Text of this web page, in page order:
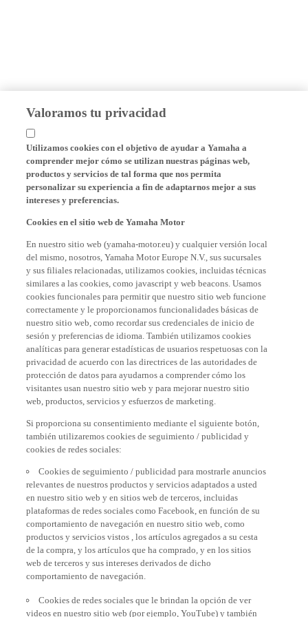
Valoramos tu privacidad
Utilizamos cookies con el objetivo de ayudar a Yamaha a
comprender mejor cómo se utilizan nuestras páginas web,
productos y servicios de tal forma que nos permita
personalizar su experiencia a fin de adaptarnos mejor a sus
intereses y preferencias.
del mismo, nosotros, Yamaha Motor Europe N.V., sus sucursales
y sus filiales relacionadas, utilizamos cookies, incluidas técnicas
similares a las cookies, como javascript y web beacons. Usamos
cookies funcionales para permitir que nuestro sitio web funcione
correctamente y le proporcionamos funcionalidades básicas de
nuestro sitio web, como recordar sus credenciales de inicio de
sesión y preferencias de idioma. También utilizamos cookies
analíticas para generar estadísticas de usuarios respetuosas con la
privacidad de acuerdo con las directrices de las autoridades de
protección de datos para ayudarnos a comprender cómo los
visitantes usan nuestro sitio web y para mejorar nuestro sitio
web, productos, servicios y esfuerzos de marketing.
también utilizaremos cookies de seguimiento / publicidad y
cookies de redes sociales:
relevantes de nuestros productos y servicios adaptados a usted
en nuestro sitio web y en sitios web de terceros, incluidas
plataformas de redes sociales como Facebook, en función de su
comportamiento de navegación en nuestro sitio web, como
productos y servicios vistos , los artículos agregados a su cesta
de la compra, y los artículos que ha comprado, y en los sitios
web de terceros y sus intereses derivados de dicho
comportamiento de navegación.
videos en nuestro sitio web (por ejemplo, YouTube) y también